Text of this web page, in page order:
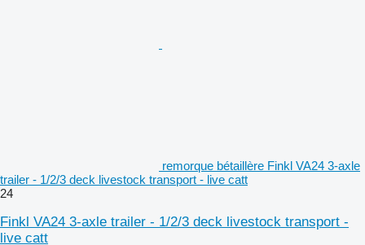
remorque bétaillère Finkl VA24 3-axle
trailer - 1/2/3 deck livestock transport - live catt
24
Finkl VA24 3-axle trailer - 1/2/3 deck livestock transport -
live catt